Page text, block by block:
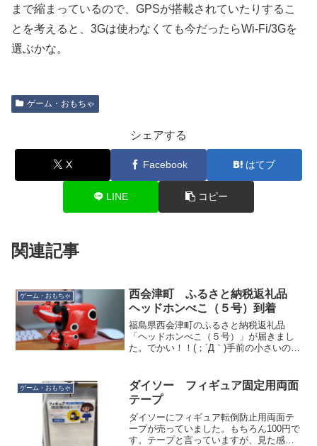
まで縮まっているので、GPSが搭載されていたりするこ
とを考えると、3Gは使わなくても今だったらWi-Fi/3Gを
選ぶかな。
ゲーム・おもちゃ
シェアする
X Facebook はてブ
LINE コピー
関連記事
ゲーム・おもちゃ
西会津町 ふるさと納税返礼品
ヘッドホンべこ（５号）到着
福島県西会津町のふるさと納税返礼品
「ヘッドホンべこ（５号）」が届きまし
た。でかい！！(；´Д｀)手前の小さいのは
ります。当初、ヘッドホンべこは２号
（11.5...
ゲーム・おもちゃ
ダイソー フィギュア固定用両面
テープ
ダイソーにフィギュア転倒防止用両面テ
ープが売っていました。もちろん100円で
す。テープと言っていますが、見た感じ